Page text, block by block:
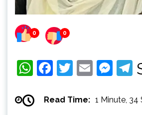
0 0
WhatsApp
Facebook
Twitter
Email
Read Time: 1 Minute, 34